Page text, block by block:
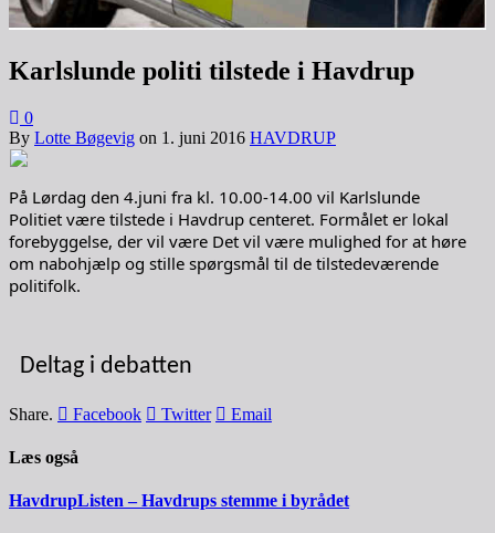
Karlslunde politi tilstede i Havdrup
0
By Lotte Bøgevig on 1. juni 2016 HAVDRUP
På Lørdag den 4.juni fra kl. 10.00-14.00 vil Karlslunde
Politiet være tilstede i Havdrup centeret. Formålet er lokal
forebyggelse, der vil være Det vil være mulighed for at høre
om nabohjælp og stille spørgsmål til de tilstedeværende
politifolk.
Deltag i debatten
Share. Facebook Twitter Email
Læs også
HavdrupListen – Havdrups stemme i byrådet